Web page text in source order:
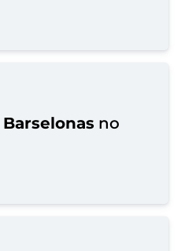
Barselonas no